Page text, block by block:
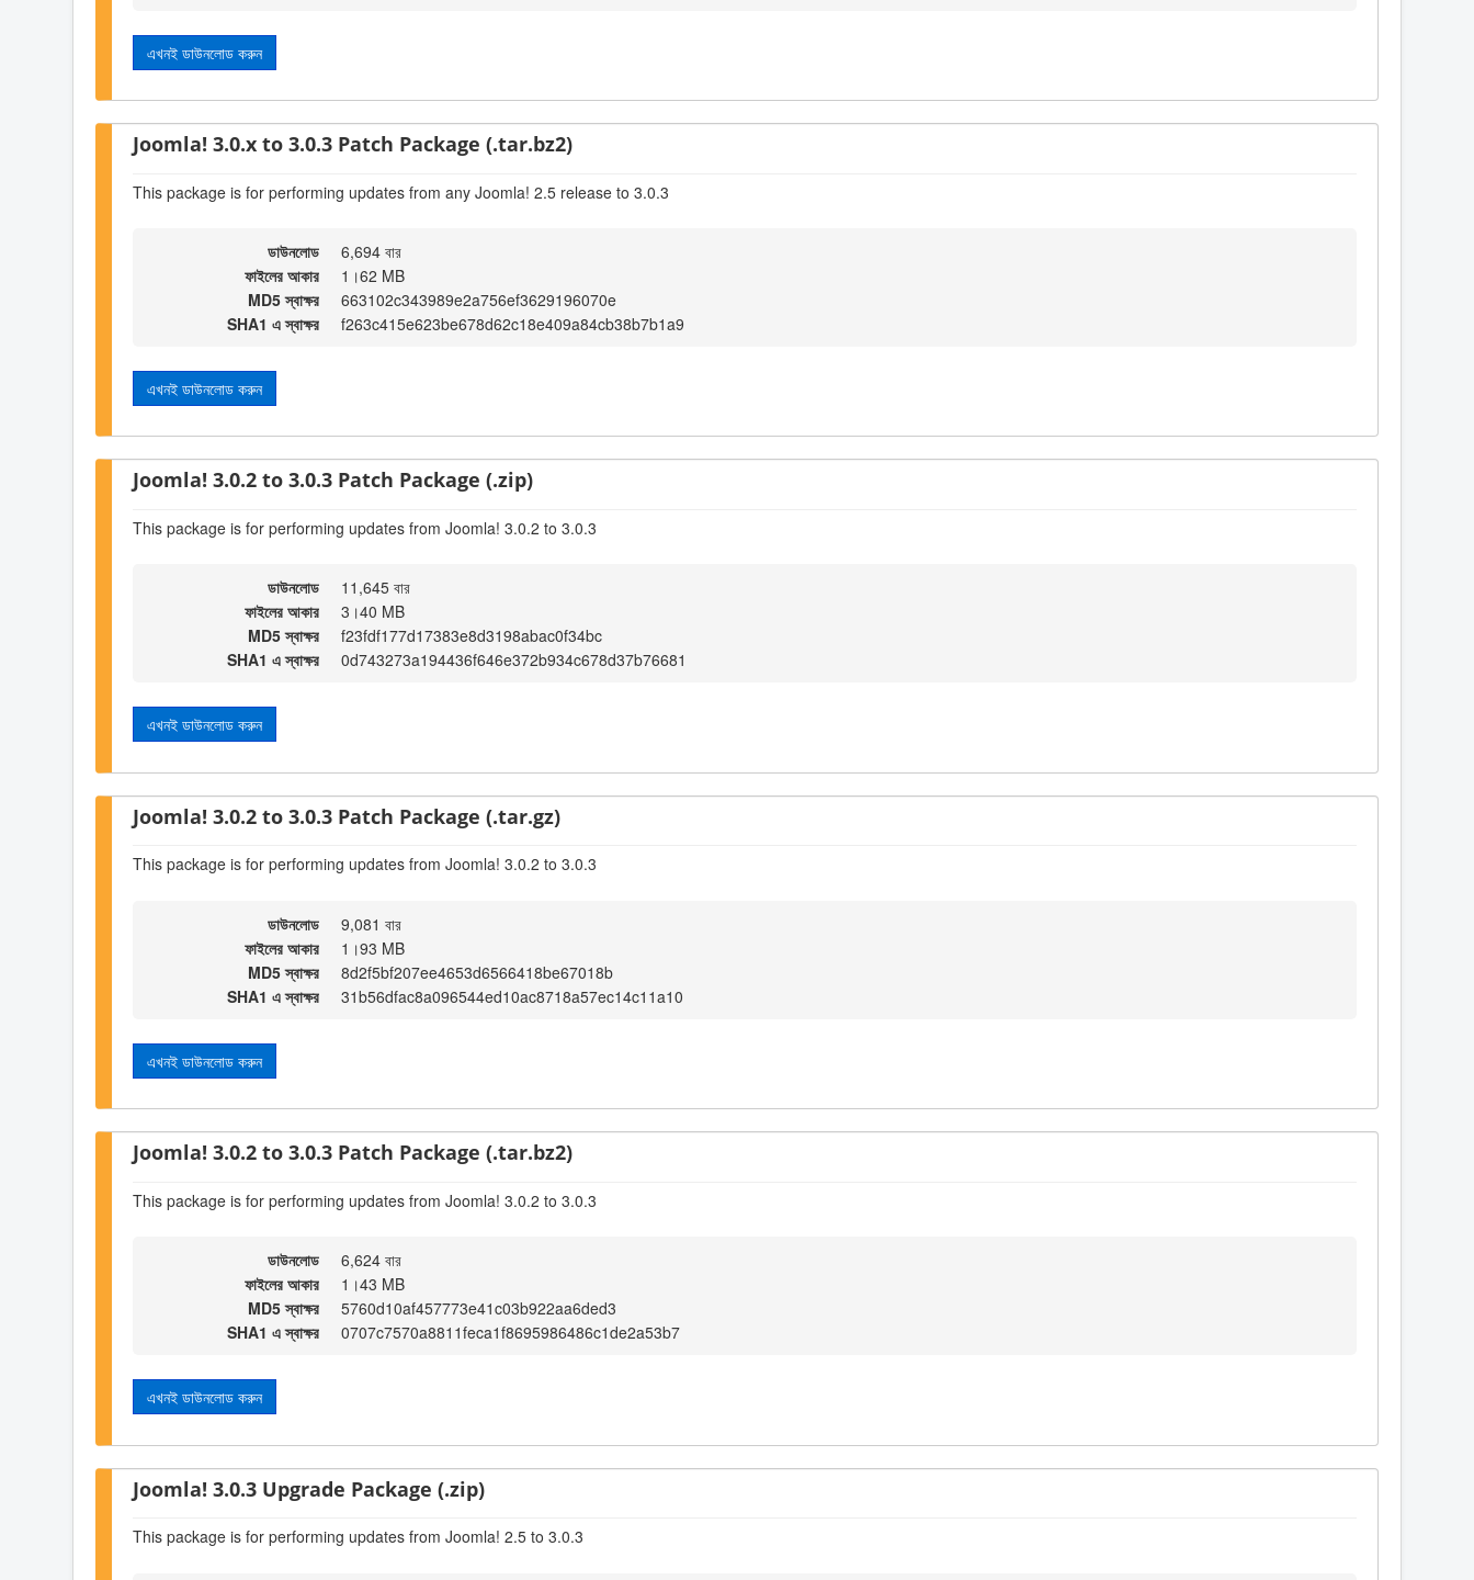
এখনই ডাউনলোড করুন
Joomla! 3.0.x to 3.0.3 Patch Package (.tar.bz2)
This package is for performing updates from any Joomla! 2.5 release to 3.0.3
ডাউনলোড
6,694 বার
ফাইলের আকার
1।62 MB
MD5 স্বাক্ষর
663102c343989e2a756ef3629196070e
SHA1 এ স্বাক্ষর
f263c415e623be678d62c18e409a84cb38b7b1a9
এখনই ডাউনলোড করুন
Joomla! 3.0.2 to 3.0.3 Patch Package (.zip)
This package is for performing updates from Joomla! 3.0.2 to 3.0.3
ডাউনলোড
11,645 বার
ফাইলের আকার
3।40 MB
MD5 স্বাক্ষর
f23fdf177d17383e8d3198abac0f34bc
SHA1 এ স্বাক্ষর
0d743273a194436f646e372b934c678d37b76681
এখনই ডাউনলোড করুন
Joomla! 3.0.2 to 3.0.3 Patch Package (.tar.gz)
This package is for performing updates from Joomla! 3.0.2 to 3.0.3
ডাউনলোড
9,081 বার
ফাইলের আকার
1।93 MB
MD5 স্বাক্ষর
8d2f5bf207ee4653d6566418be67018b
SHA1 এ স্বাক্ষর
31b56dfac8a096544ed10ac8718a57ec14c11a10
এখনই ডাউনলোড করুন
Joomla! 3.0.2 to 3.0.3 Patch Package (.tar.bz2)
This package is for performing updates from Joomla! 3.0.2 to 3.0.3
ডাউনলোড
6,624 বার
ফাইলের আকার
1।43 MB
MD5 স্বাক্ষর
5760d10af457773e41c03b922aa6ded3
SHA1 এ স্বাক্ষর
0707c7570a8811feca1f8695986486c1de2a53b7
এখনই ডাউনলোড করুন
Joomla! 3.0.3 Upgrade Package (.zip)
This package is for performing updates from Joomla! 2.5 to 3.0.3